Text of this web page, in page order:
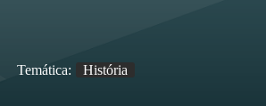
Temática:
História